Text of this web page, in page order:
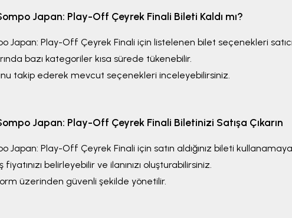
Japan: Play-Off Çeyrek Finali Bileti Kaldı mı?
Japan: Play-Off Çeyrek Finali için listelenen bilet seçenekleri
bazı kategoriler kısa sürede tükenebilir.
takip ederek mevcut seçenekleri inceleyebilirsiniz.
Japan: Play-Off Çeyrek Finali Biletinizi Satışa Çıkarın
Japan: Play-Off Çeyrek Finali için satın aldığınız bileti
belirleyebilir ve ilanınızı oluşturabilirsiniz.
üzerinden güvenli şekilde yönetilir.